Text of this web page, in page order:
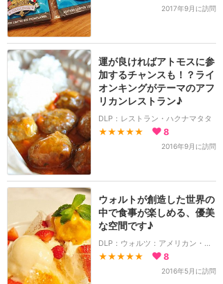
2017年9月に訪問
運が良ければアトモスに参
加するチャンスも！？ライ
オンキングがテーマのアフ
リカンレストラン♪
DLP：レストラン・ハクナマタタ
★★★★★ 8
2016年9月に訪問
ウォルトが創造した世界の
中で食事が楽しめる、優美
な空間です♪
DLP：ウォルツ：アメリカン・レストラン
★★★★★ 8
2016年5月に訪問